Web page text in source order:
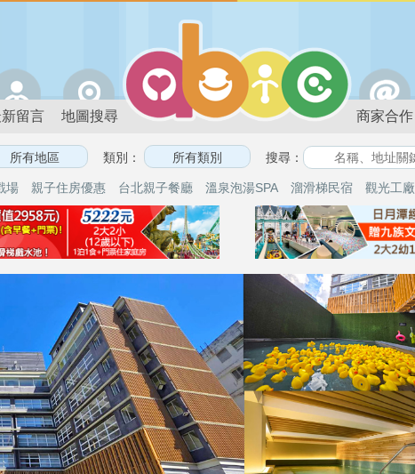
留言 地圖搜尋 商家合作
類別： 搜尋：
場 親子住房優惠 台北親子餐廳 溫泉泡湯SPA 溜滑梯民宿 觀光工廠